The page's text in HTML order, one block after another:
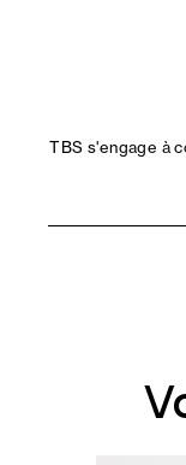
TBS s'engage à